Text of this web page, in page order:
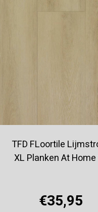
TFD FLoortile
XL Planken At Home
€35,95